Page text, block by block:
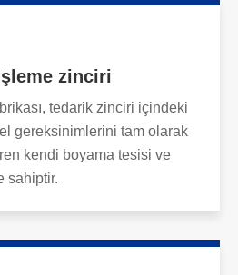
zinciri
tedarik zinciri içindeki
gereksinimlerini tam olarak
kendi boyama tesisi ve
sahiptir.